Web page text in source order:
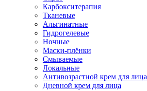
Карбокситерапия
Тканевые
Альгинатные
Гидрогелевые
Ночные
Маски-плёнки
Смываемые
Локальные
Антивозрастной крем для лица
Дневной крем для лица